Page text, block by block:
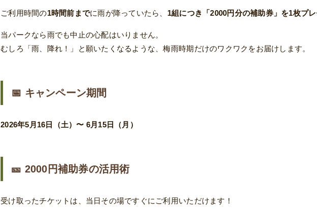
ご利用時間の1時間前までに雨が降っていたら、 1組につき「2000円分の補助券」を1枚プ
当パークなら雨でも中止の心配はいりません。
むしろ「雨、降れ！」と願いたくなるような、梅雨時期だけのワクワクをお届けします。
📅 キャンペーン期間
2026年5月16日（土）〜 6月15日（月）
🎫 2000円補助券の活用術
受け取ったチケットは、当日その場ですぐにご利用いただけます！